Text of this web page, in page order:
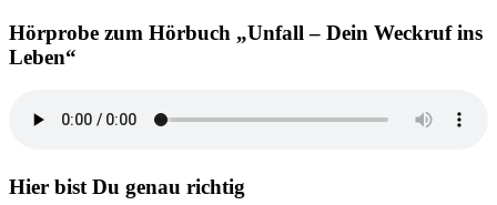
Close
side
panel
Hörprobe zum Hörbuch „Unfall – Dein Weckruf ins
Leben“
Hier bist Du genau richtig